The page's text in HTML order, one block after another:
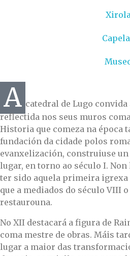
A catedral de Lugo
reflectida nos seus muros
Historia que comeza na época
fundación da cidade polos
evanxelización, construiuse
lugar, en torno ao século I.
ter sido aquela primeira igrexa
que a mediados do século VIII
restaurouna.
No XII destacará a figura de
coma mestre de obras. Máis
lugar a maior das